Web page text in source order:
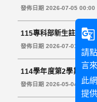
發佈日期 2026-07-05 00:00
115專科部新生註冊須
發佈日期 2026-07-01 08:00
114學年度第2學期日
Graduates of the
Issuance and Pick-Up
發佈日期 2026-05-04 11:14
g_translate
請
言
此
提